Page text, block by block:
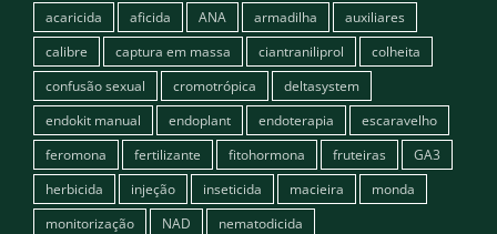
acaricida aficida ANA armadilha
auxiliares
calibre
captura em massa ciantraniliprol
colheita
confusão sexual
cromotrópica
deltasystem
endokit manual
endoplant endoterapia
escaravelho
feromona
fertilizante fitohormona fruteiras
GA3
herbicida
injeção inseticida macieira
monda
monitorização
NAD
nematodicida